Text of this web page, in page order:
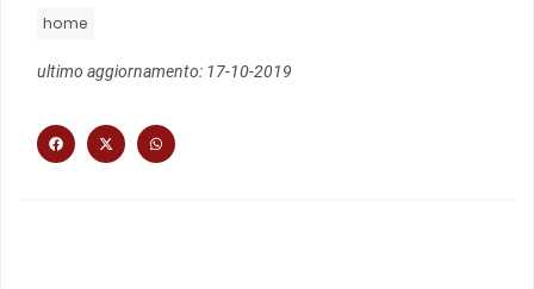
home
ultimo aggiornamento: 17-10-2019